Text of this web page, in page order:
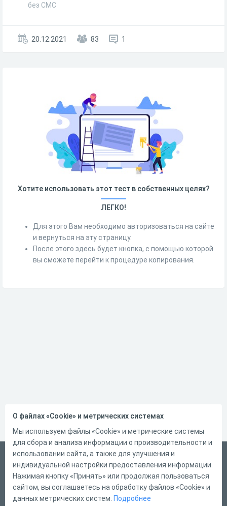
без СМС
20.12.2021 83 1
Хотите использовать этот тест в собственных целях?
ЛЕГКО!
Для этого Вам необходимо авторизоваться на сайте
и вернуться на эту страницу.
После этого здесь будет кнопка, с помощью которой
вы сможете перейти к процедуре копирования.
Русский
Справка
Форма обратной связи
О файлах «Cookie» и метрических системах
Мы используем файлы «Cookie» и метрические системы
для сбора и анализа информации о производительности и
использовании сайта, а также для улучшения и
индивидуальной настройки предоставления информации.
Нажимая кнопку «Принять» или продолжая пользоваться
сайтом, вы соглашаетесь на обработку файлов «Cookie» и
данных метрических систем. Подробнее